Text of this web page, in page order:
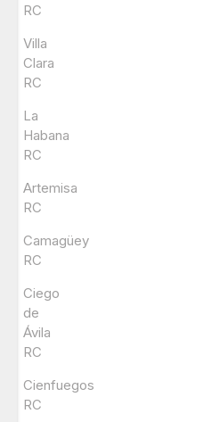
RC
Villa
Clara
RC
La
Habana
RC
Artemisa
RC
Camagüey
RC
Ciego
de
Ávila
RC
Cienfuegos
RC